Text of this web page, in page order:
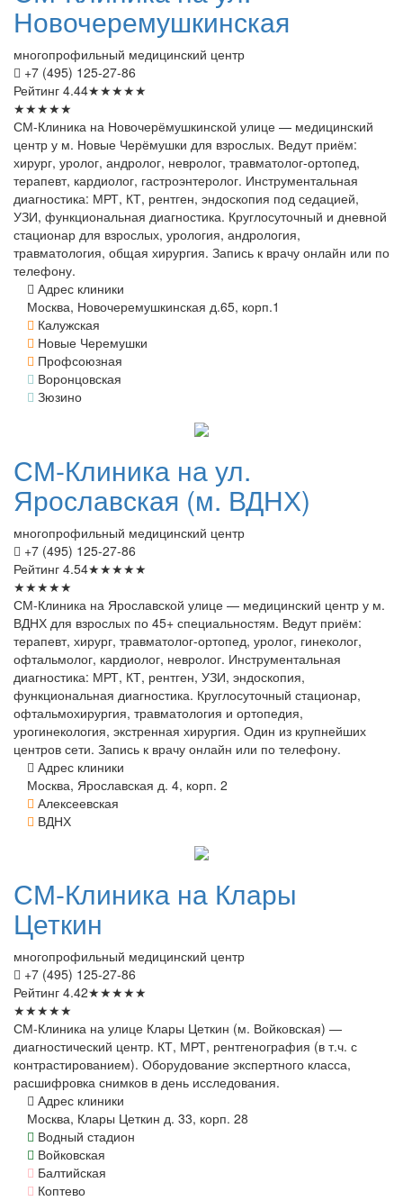
Новочеремушкинская
многопрофильный медицинский центр
+7 (495) 125-27-86
Рейтинг 4.44★★★★★
★★★★★
СМ-Клиника на Новочерёмушкинской улице — медицинский
центр у м. Новые Черёмушки для взрослых. Ведут приём:
хирург, уролог, андролог, невролог, травматолог-ортопед,
терапевт, кардиолог, гастроэнтеролог. Инструментальная
диагностика: МРТ, КТ, рентген, эндоскопия под седацией,
УЗИ, функциональная диагностика. Круглосуточный и дневной
стационар для взрослых, урология, андрология,
травматология, общая хирургия. Запись к врачу онлайн или по
телефону.
Адрес клиники
Москва, Новочеремушкинская д.65, корп.1
Калужская
Новые Черемушки
Профсоюзная
Воронцовская
Зюзино
СМ-Клиника на ул.
Ярославская (м. ВДНХ)
многопрофильный медицинский центр
+7 (495) 125-27-86
Рейтинг 4.54★★★★★
★★★★★
СМ-Клиника на Ярославской улице — медицинский центр у м.
ВДНХ для взрослых по 45+ специальностям. Ведут приём:
терапевт, хирург, травматолог-ортопед, уролог, гинеколог,
офтальмолог, кардиолог, невролог. Инструментальная
диагностика: МРТ, КТ, рентген, УЗИ, эндоскопия,
функциональная диагностика. Круглосуточный стационар,
офтальмохирургия, травматология и ортопедия,
урогинекология, экстренная хирургия. Один из крупнейших
центров сети. Запись к врачу онлайн или по телефону.
Адрес клиники
Москва, Ярославская д. 4, корп. 2
Алексеевская
ВДНХ
СМ-Клиника на Клары
Цеткин
многопрофильный медицинский центр
+7 (495) 125-27-86
Рейтинг 4.42★★★★★
★★★★★
СМ-Клиника на улице Клары Цеткин (м. Войковская) —
диагностический центр. КТ, МРТ, рентгенография (в т.ч. с
контрастированием). Оборудование экспертного класса,
расшифровка снимков в день исследования.
Адрес клиники
Москва, Клары Цеткин д. 33, корп. 28
Водный стадион
Войковская
Балтийская
Коптево